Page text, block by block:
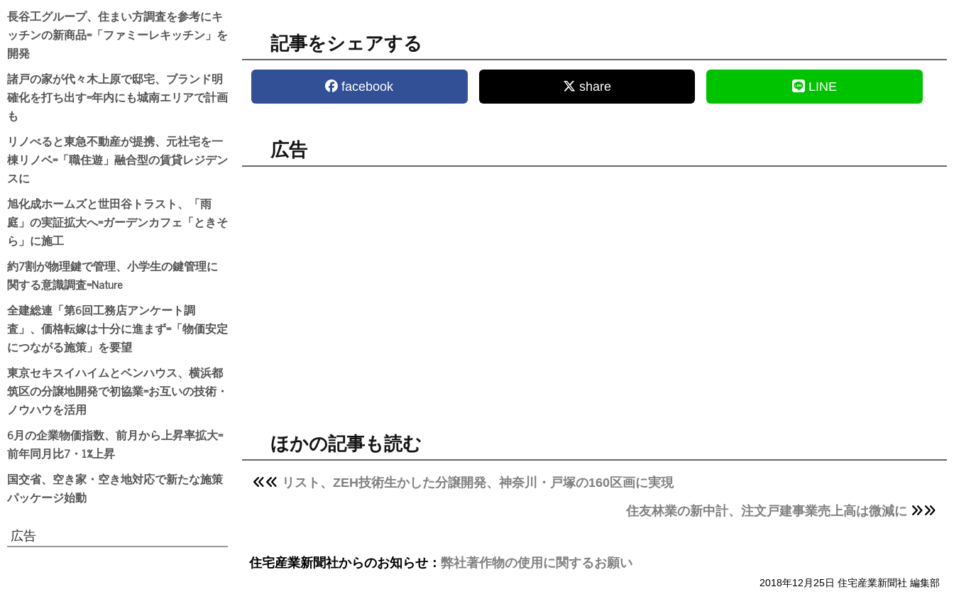
記事をシェアする
facebook share LINE
広告
ほかの記事も読む
リスト、ZEH技術生かした分譲開発、神奈川・戸塚の160区画に実現
住友林業の新中計、注文戸建事業売上高は微減に
住宅産業新聞社からのお知らせ： 弊社著作物の使用に関するお願い
2018年12月25日 住宅産業新聞社 編集部
長谷工グループ、住まい方調査を参考にキ
ッチンの新商品=「ファミーレキッチン」を
開発
諸戸の家が代々木上原で邸宅、ブランド明
確化を打ち出す=年内にも城南エリアで計画
も
リノべると東急不動産が提携、元社宅を一
棟リノベ=「職住遊」融合型の賃貸レジデン
スに
旭化成ホームズと世田谷トラスト、「雨
庭」の実証拡大へ=ガーデンカフェ「ときそ
ら」に施工
約7割が物理鍵で管理、小学生の鍵管理に
関する意識調査=Nature
全建総連「第6回工務店アンケート調
査」、価格転嫁は十分に進まず=「物価安定
につながる施策」を要望
東京セキスイハイムとベンハウス、横浜都
筑区の分譲地開発で初協業=お互いの技術・
ノウハウを活用
6月の企業物価指数、前月から上昇率拡大=
前年同月比7・1%上昇
国交省、空き家・空き地対応で新たな施策
パッケージ始動
広告